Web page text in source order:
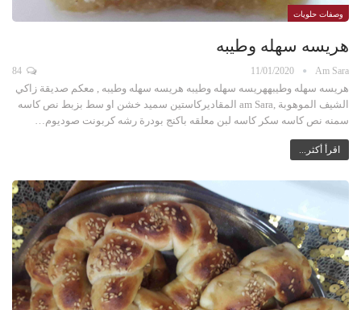
وصفات حلويات
هريسه سهله وطيبه
Am Sara
11/01/2020
هريسه سهله وطيبههريسه سهله وطيبه هريسه سهله وطيبه , معكم صديقة زاكي
الشيف الموهوبة ,am Sara المقاديركاستين سميد خشن او سط بزبط نص كاسه
سمنه نص كاسه سكر كاسه لبن معلقه باكنج بودرة رشه كربونت صوديوم…
اقرأ أكثر...